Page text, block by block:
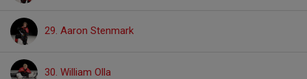
29. Aaron Stenmark
30. William Olla